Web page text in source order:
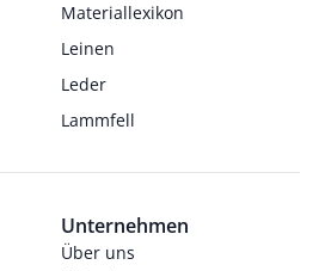
Materiallexikon
Leinen
Leder
Lammfell
Unternehmen
Über uns